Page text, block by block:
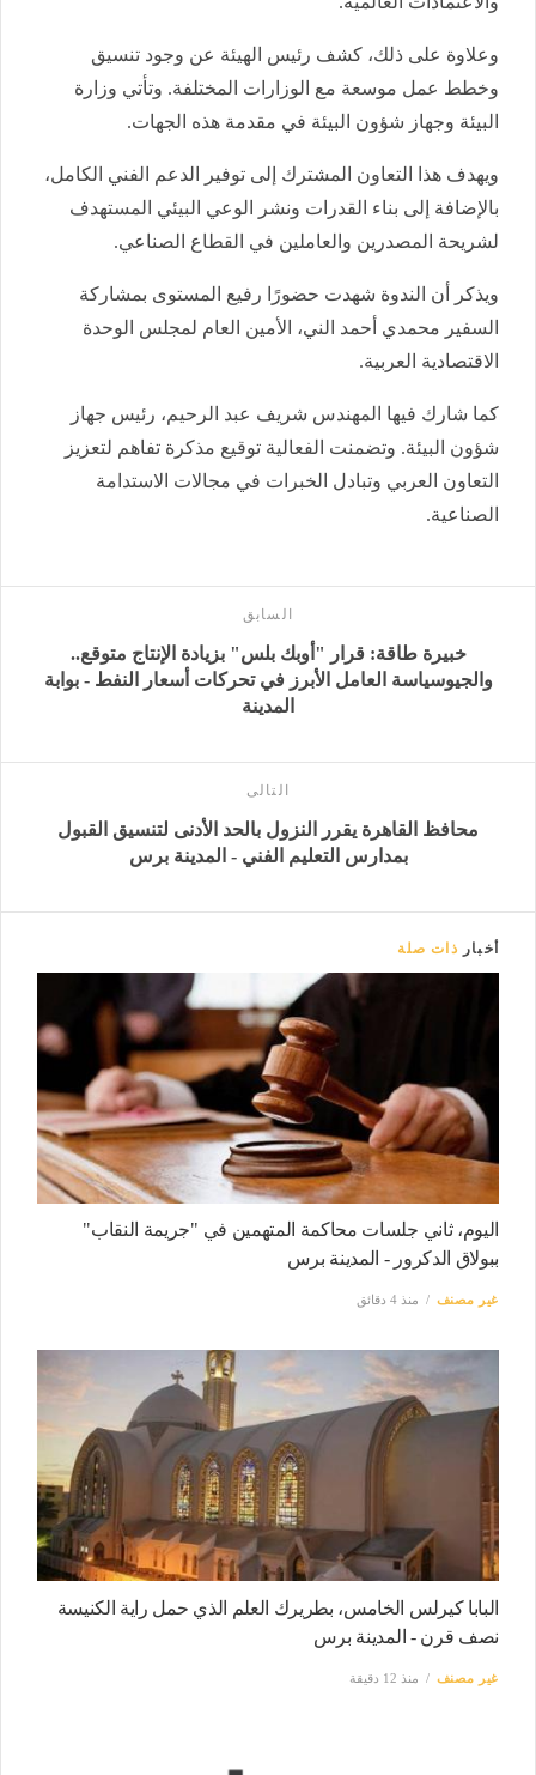
​وعلاوة على ذلك، كشف رئيس الهيئة عن وجود تنسيق
وخطط عمل موسعة مع الوزارات المختلفة. وتأتي وزارة
البيئة وجهاز شؤون البيئة في مقدمة هذه الجهات.
ويهدف هذا التعاون المشترك إلى توفير الدعم الفني الكامل،
بالإضافة إلى بناء القدرات ونشر الوعي البيئي المستهدف
لشريحة المصدرين والعاملين في القطاع الصناعي.
و​يذكر أن الندوة شهدت حضورًا رفيع المستوى بمشاركة
السفير محمدي أحمد الني، الأمين العام لمجلس الوحدة
الاقتصادية العربية.
كما شارك فيها المهندس شريف عبد الرحيم، رئيس جهاز
شؤون البيئة. وتضمنت الفعالية توقيع مذكرة تفاهم لتعزيز
التعاون العربي وتبادل الخبرات في مجالات الاستدامة
الصناعية.
السابق
خبيرة طاقة: قرار "أوبك بلس" بزيادة الإنتاج متوقع..
والجيوسياسة العامل الأبرز في تحركات أسعار النفط - بوابة
المدينة
التالى
محافظ القاهرة يقرر النزول بالحد الأدنى لتنسيق القبول
بمدارس التعليم الفني - المدينة برس
أخبار ذات صلة
اليوم، ثاني جلسات محاكمة المتهمين في "جريمة النقاب"
ببولاق الدكرور - المدينة برس
غير مصنف منذ 4 دقائق
البابا كيرلس الخامس، بطريرك العلم الذي حمل راية الكنيسة
نصف قرن - المدينة برس
غير مصنف منذ 12 دقيقة